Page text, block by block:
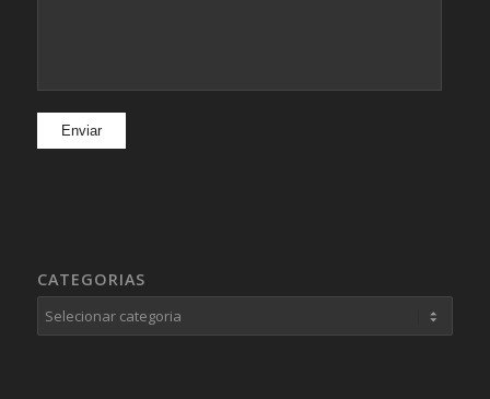
CATEGORIAS
Categorias